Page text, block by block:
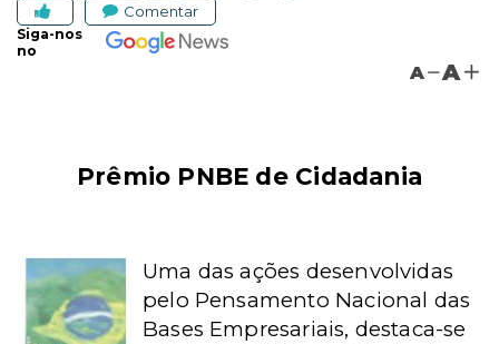
Comentar
Siga-nos
no
A A
Prêmio PNBE de Cidadania
Uma das ações desenvolvidas
pelo Pensamento Nacional das
Bases Empresariais, destaca-se